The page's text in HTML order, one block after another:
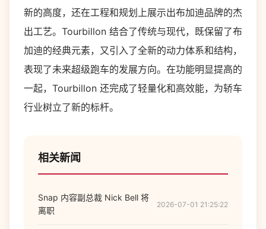
新的高度，还在工程和规划上展示出布加迪品牌的杰
出工艺。Tourbillon 结合了传统与现代，既保留了布
加迪的经典元素，又引入了全新的动力体系和结构，
表现了未来超级跑车的发展方向。在功能明显提高的
一起，Tourbillon 还完成了轻量化和高效能，为轿车
行业树立了新的标杆。
相关新闻
Snap 内容副总裁 Nick Bell 将
离职
2026-07-01 21:25:22